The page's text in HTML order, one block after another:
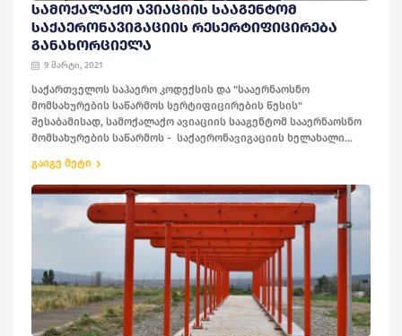
ᲡᲐᲛᲝᲥᲐᲚᲐᲥᲝ ᲐᲕᲘᲐᲪᲘᲘᲡ ᲡᲐᲐᲒᲔᲜᲢᲝᲛ
ᲡᲐᲥᲐᲔᲠᲝᲜᲐᲕᲘᲒᲐᲪᲘᲘᲡ ᲠᲔᲡᲔᲠᲢᲘᲤᲘᲪᲘᲠᲔᲑᲐ
ᲒᲐᲜᲐᲮᲝᲠᲪᲘᲔᲚᲐ
9 მარტი, 2021
საქართველოს საჰაერო კოდექსის და "სააერნაოსნო
მომსახურების საწარმოს სერტიფიცირების წესის"
შესაბამისად, სამოქალაქო ავიაციის სააგენტომ სააერნაოსნო
მომსახურების საწარმოს - საქაერონავიგაციის ხელახალი...
გაიგე მეტი